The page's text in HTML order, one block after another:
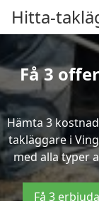
Hitta-
Få 3
Hämta 3
takläggare i
med alla typer
Få 3